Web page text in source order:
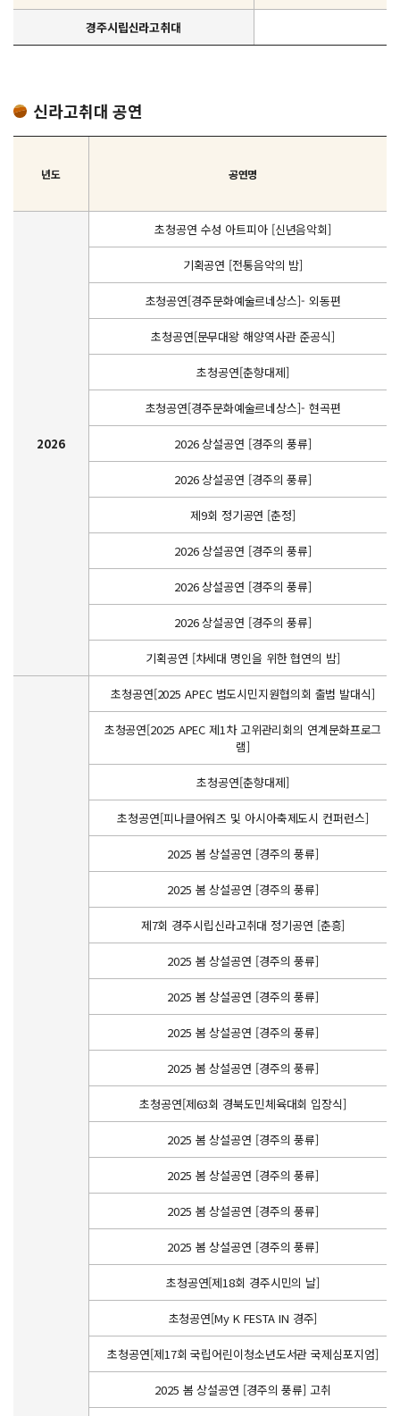
경주시립신라고취대
신라고취대 공연
년도 공연명
2026
초청공연 수성 아트피아 [신년음악회]
기획공연 [전통음악의 밤]
초청공연[경주문화예술르네상스]- 외동편
초청공연[문무대왕 해양역사관 준공식]
초청공연[춘향대제]
초청공연[경주문화예술르네상스]- 현곡편
2026 상설공연 [경주의 풍류]
2026 상설공연 [경주의 풍류]
제9회 정기공연 [춘정]
2026 상설공연 [경주의 풍류]
2026 상설공연 [경주의 풍류]
2026 상설공연 [경주의 풍류]
기획공연 [차세대 명인을 위한 협연의 밤]
초청공연[2025 APEC 범도시민지원협의회 출범 발대식]
초청공연[2025 APEC 제1차 고위관리회의 연계문화프로그
램]
초청공연[춘향대제]
초청공연[피나클어워즈 및 아시아축제도시 컨퍼런스]
2025 봄 상설공연 [경주의 풍류]
2025 봄 상설공연 [경주의 풍류]
제7회 경주시립신라고취대 정기공연 [춘흥]
2025 봄 상설공연 [경주의 풍류]
2025 봄 상설공연 [경주의 풍류]
2025 봄 상설공연 [경주의 풍류]
2025 봄 상설공연 [경주의 풍류]
초청공연[제63회 경북도민체육대회 입장식]
2025 봄 상설공연 [경주의 풍류]
2025 봄 상설공연 [경주의 풍류]
2025 봄 상설공연 [경주의 풍류]
2025 봄 상설공연 [경주의 풍류]
초청공연[제18회 경주시민의 날]
초청공연[My K FESTA IN 경주]
초청공연[제17회 국립어린이청소년도서관 국제심포지엄]
2025 봄 상설공연 [경주의 풍류] 고취